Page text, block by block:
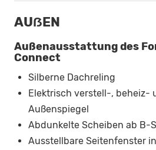
AUẞEN
Außenausstattung des
Connect
Silberne Dachreling
Elektrisch verstell-, beheiz-
Außenspiegel
Abdunkelte Scheiben ab B-
Ausstellbare Seitenfenster